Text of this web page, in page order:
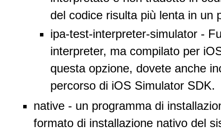
del codice risulta più lenta in un
ipa-test-interpreter-simulator -
interpreter, ma compilato per
questa opzione, dovete anche
percorso di iOS Simulator SDK.
native - un programma di
formato di installazione nativo del